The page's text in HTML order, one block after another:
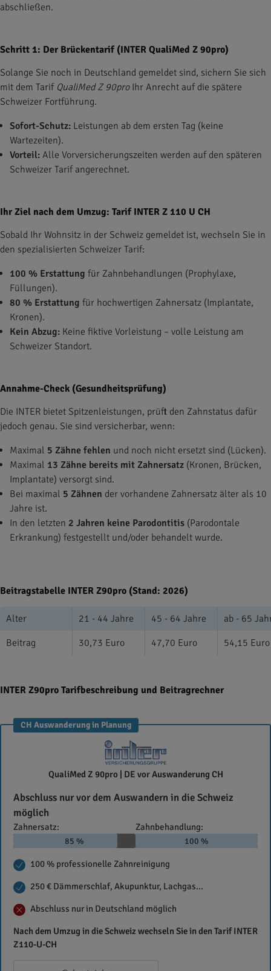
abschließen.
Schritt 1: Der Brückentarif (INTER QualiMed Z 90pro)
Solange Sie noch in Deutschland gemeldet sind, sichern Sie sich
mit dem Tarif QualiMed Z 90proIhr Anrecht auf die spätere
Schweizer Fortführung.
Sofort-Schutz: Leistungen ab dem ersten Tag (keine
Wartezeiten).
Vorteil: Alle Vorversicherungszeiten werden auf den späteren
Schweizer Tarif angerechnet.
Ihr Ziel nach dem Umzug: Tarif INTER Z 110 U CH
Sobald Ihr Wohnsitz in der Schweiz gemeldet ist, wechseln Sie in
den spezialisierten Schweizer Tarif:
100 % Erstattung für Zahnbehandlungen (Prophylaxe,
Füllungen).
80 % Erstattung für hochwertigen Zahnersatz (Implantate,
Kronen).
Kein Abzug: Keine fiktive Vorleistung – volle Leistung am
Schweizer Standort.
Annahme-Check (Gesundheitsprüfung)
Die INTER bietet Spitzenleistungen, prüft den Zahnstatus dafür
jedoch genau. Sie sind versicherbar, wenn:
Maximal 5 Zähne fehlen und noch nicht ersetzt sind (Lücken).
Maximal 13 Zähne bereits mit Zahnersatz (Kronen, Brücken,
Implantate) versorgt sind.
Bei maximal 5 Zähnen der vorhandene Zahnersatz älter als 10
Jahre ist.
In den letzten 2 Jahren keine Parodontitis (Parodontale
Erkrankung) festgestellt und/oder behandelt wurde.
Beitragstabelle INTER Z90pro (Stand: 2026)
Alter 21 - 44 Jahre 45 - 64 Jahre
ab - 65
Beitrag
30,73 Euro 47,70 Euro 54,15 Euro
INTER Z90pro Tarifbeschreibung und Beitragrechner
CH Auswanderung in Planung
INTER
aG
QualiMed Z 90pro | DE vor Auswanderung CH
Abschluss nur vor dem Auswandern in die Schweiz
möglich
Zahnersatz:
85 %
Zahnbehandlung:
100 %
100 % professionelle Zahnreinigung
250 € Dämmerschlaf, Akupunktur, Lachgas...
Abschluss nur in Deutschland möglich
Nach dem Umzug in die Schweiz wechseln Sie in den Tarif INTER
Z110-U-CH